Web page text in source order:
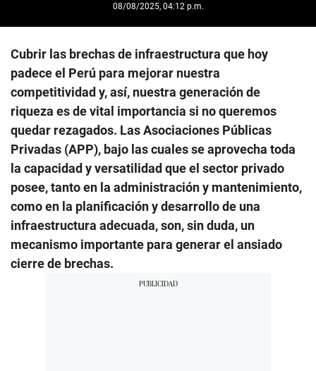
08/08/2025, 04:12 p.m.
Cubrir las brechas de infraestructura que hoy
padece el Perú para mejorar nuestra
competitividad y, así, nuestra generación de
riqueza es de vital importancia si no queremos
quedar rezagados. Las Asociaciones Públicas
Privadas (APP), bajo las cuales se aprovecha toda
la capacidad y versatilidad que el sector privado
posee, tanto en la administración y mantenimiento,
como en la planificación y desarrollo de una
infraestructura adecuada, son, sin duda, un
mecanismo importante para generar el ansiado
cierre de brechas.